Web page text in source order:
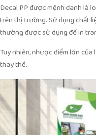
Decal PP được mệnh danh là
trên thị trường. Sử dụng chất
thường được sử dụng để in
Tuy nhiên, nhược điểm lớn
thay thế.